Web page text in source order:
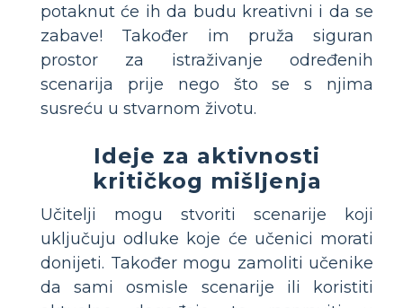
potaknut će ih da budu kreativni i da se
zabave! Također im pruža siguran
prostor za istraživanje određenih
scenarija prije nego što se s njima
susreću u stvarnom životu.
Ideje za aktivnosti
kritičkog mišljenja
Učitelji mogu stvoriti scenarije koji
uključuju odluke koje će učenici morati
donijeti. Također mogu zamoliti učenike
da sami osmisle scenarije ili koristiti